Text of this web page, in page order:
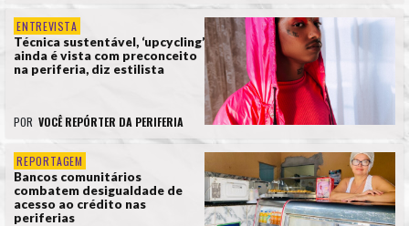
ENTREVISTA
Técnica sustentável, ‘upcycling’
ainda é vista com preconceito
na periferia, diz estilista
POR VOCÊ REPÓRTER DA PERIFERIA
REPORTAGEM
Bancos comunitários
combatem desigualdade de
acesso ao crédito nas
periferias